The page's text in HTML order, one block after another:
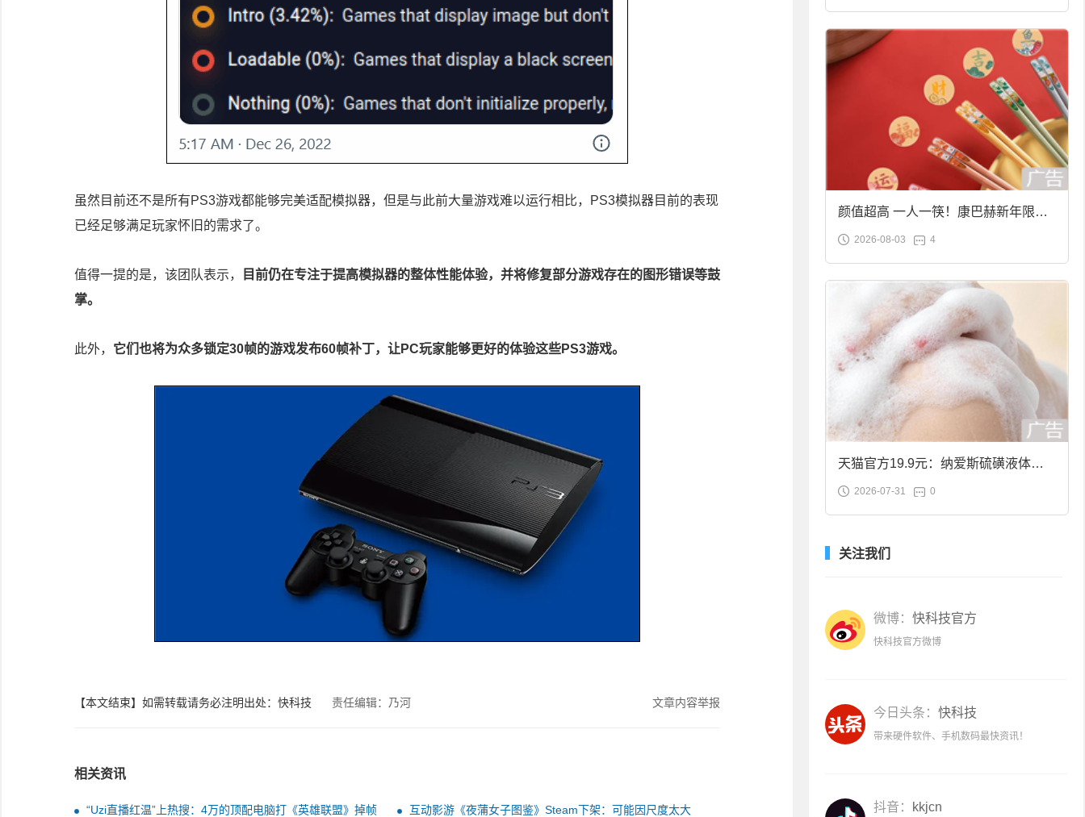
虽然目前还不是所有PS3游戏都能够完美适配模拟器，但是与此前大量游戏难以运行相比，PS3模拟器目前的表现
已经足够满足玩家怀旧的需求了。
值得一提的是，该团队表示，
目前仍在专注于提高模拟器的整体性能体验，并将修复部分游戏存在的图形错误等鼓
掌。
此外， 它们也将为众多锁定30帧的游戏发布60帧补丁，让PC玩家能够更好的体验这些PS3游戏。
【本文结束】如需转载请务必注明出处：快科技 责任编辑：乃河 文章内容举报
相关资讯
“Uzi直播红温”上热搜：4万的顶配电脑打《英雄联盟》掉帧 互动影游《夜蒲女子图鉴》Steam下架：可能因尺度太大
颜值超高 一人一筷！康巴赫新年限定
合金筷子大促：19.9元
2026-08-03 4
天猫官方19.9元：纳爱斯硫磺液体香
皂2斤大促
2026-07-31 0
关注我们
微博： 快科技官方
快科技官方微博
今日头条： 快科技
带来硬件软件、手机数码最快资讯！
抖音： kkjcn